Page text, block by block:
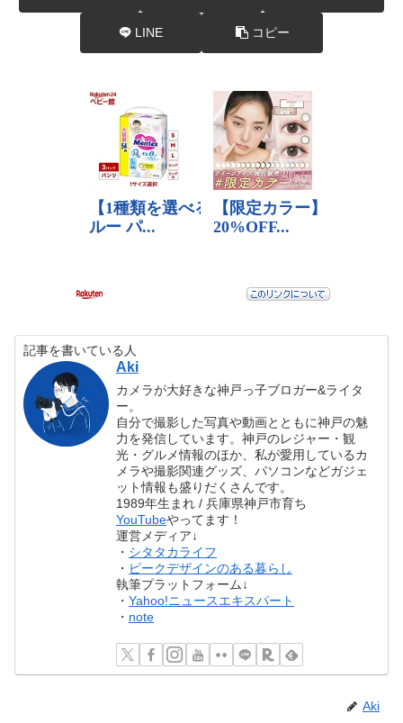
LINE コピー
記事を書いている人
Aki
カメラが大好きな神戸っ子ブロガー&ライタ
ー。
自分で撮影した写真や動画とともに神戸の魅
力を発信しています。神戸のレジャー・観
光・グルメ情報のほか、私が愛用しているカ
メラや撮影関連グッズ、パソコンなどガジェ
ット情報も盛りだくさんです。
1989年生まれ / 兵庫県神戸市育ち
YouTubeやってます！
運営メディア↓
・ シタタカライフ
・ ピークデザインのある暮らし
執筆プラットフォーム↓
・Yahoo!ニュースエキスパート
・ note
Aki